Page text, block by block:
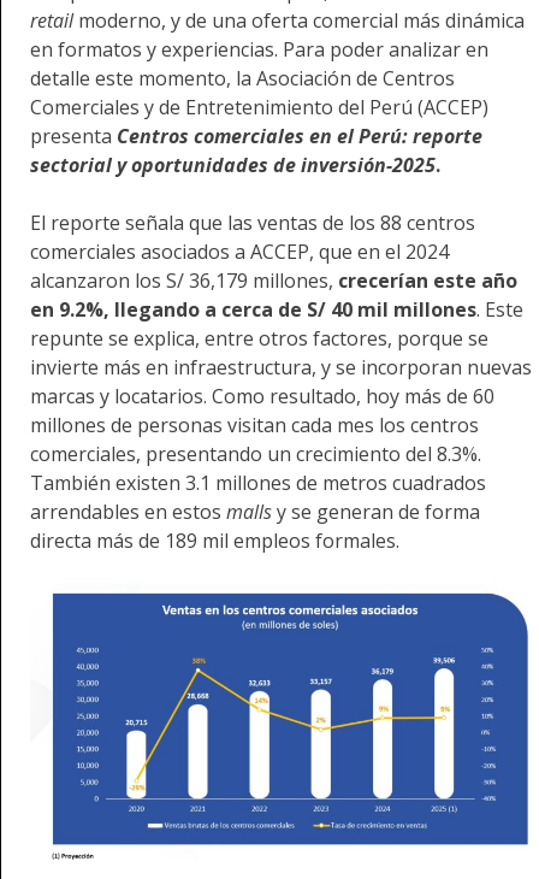
retailmoderno, y de una oferta comercial más dinámica
en formatos y experiencias. Para poder analizar en
detalle este momento, la Asociación de Centros
Comerciales y de Entretenimiento del Perú (ACCEP)
presenta Centros comerciales en el Perú: reporte
sectorial y oportunidades de inversión-2025.
El reporte señala que las ventas de los 88 centros
comerciales asociados a ACCEP, que en el 2024
alcanzaron los S/ 36,179 millones, crecerían este año
en 9.2%, llegando a cerca de S/ 40 mil millones. Este
repunte se explica, entre otros factores, porque se
invierte más en infraestructura, y se incorporan nuevas
marcas y locatarios. Como resultado, hoy más de 60
millones de personas visitan cada mes los centros
comerciales, presentando un crecimiento del 8.3%.
También existen 3.1 millones de metros cuadrados
arrendables en estos mallsy se generan de forma
directa más de 189 mil empleos formales.